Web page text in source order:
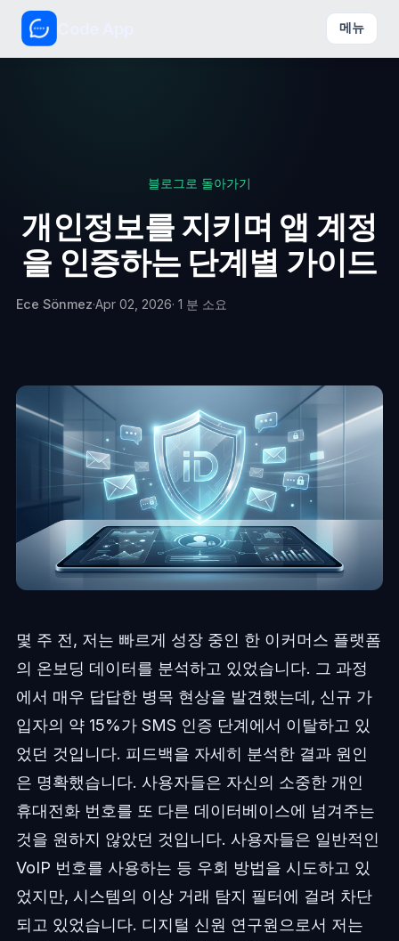
메뉴
블로그로 돌아가기
개인정보를 지키며 앱 계정
을 인증하는 단계별 가이드
Ece Sönmez·Apr 02, 2026· 1 분 소요
몇 주 전, 저는 빠르게 성장 중인 한 이커머스 플랫폼
의 온보딩 데이터를 분석하고 있었습니다. 그 과정
에서 매우 답답한 병목 현상을 발견했는데, 신규 가
입자의 약 15%가 SMS 인증 단계에서 이탈하고 있
었던 것입니다. 피드백을 자세히 분석한 결과 원인
은 명확했습니다. 사용자들은 자신의 소중한 개인
휴대전화 번호를 또 다른 데이터베이스에 넘겨주는
것을 원하지 않았던 것입니다. 사용자들은 일반적인
VoIP 번호를 사용하는 등 우회 방법을 시도하고 있
었지만, 시스템의 이상 거래 탐지 필터에 걸려 차단
되고 있었습니다. 디지털 신원 연구원으로서 저는